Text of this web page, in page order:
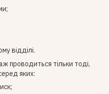
відділі.
проводиться тільки тоді,
яких: